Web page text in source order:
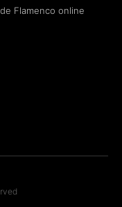
Flamenco online